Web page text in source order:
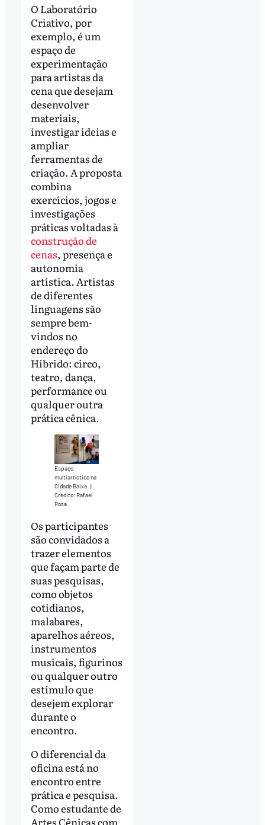
O Laboratório
Criativo, por
exemplo, é um
espaço de
experimentação
para artistas da
cena que desejam
desenvolver
materiais,
investigar ideias e
ampliar
ferramentas de
criação. A proposta
combina
exercícios, jogos e
investigações
práticas voltadas à
construção de
cenas, presença e
autonomia
artística. Artistas
de diferentes
linguagens são
sempre bem-
vindos no
endereço do
Híbrido: circo,
teatro, dança,
performance ou
qualquer outra
prática cênica.
Espaço
multiartístico na
Cidade Baixa |
Crédito: Rafael
Rosa
Os participantes
são convidados a
trazer elementos
que façam parte de
suas pesquisas,
como objetos
cotidianos,
malabares,
aparelhos aéreos,
instrumentos
musicais, figurinos
ou qualquer outro
estímulo que
desejem explorar
durante o
encontro.
O diferencial da
oficina está no
encontro entre
prática e pesquisa.
Como estudante de
Artes Cênicas com